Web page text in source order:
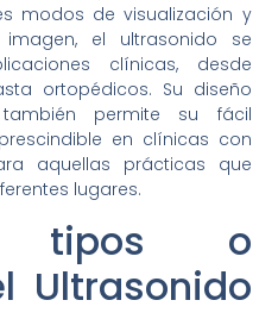
modos de visualización y
el ultrasonido se
clínicas, desde
ortopédicos. Su diseño
permite su fácil
en clínicas con
aquellas prácticas que
lugares.
tipos o
Ultrasonido